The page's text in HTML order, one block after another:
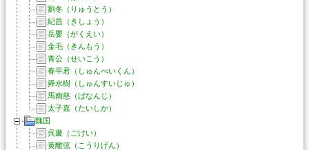
劉冬（りゅうとう）
紀昌（きしょう）
岳嬰（がくえい）
金毛（きんもう）
青公（せいこう）
春平君（しゅんぺいくん）
舜水樹（しゅんすいじゅ）
馬南慈（ばなんじ）
太子嘉（たいしか）
魏国
呉慶（ごけい）
黄離弦（こうりげん）